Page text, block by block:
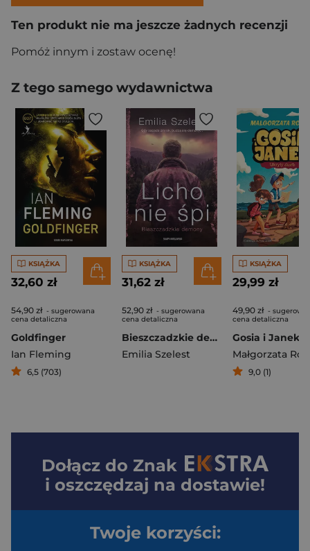
Ten produkt nie ma jeszcze żadnych recenzji
Pomóż innym i zostaw ocenę!
Z tego samego wydawnictwa
KSIĄŻKA
32,60 zł
54,90 zł - sugerowana
cena detaliczna
Goldfinger
Ian Fleming
6,5 (703)
KSIĄŻKA
31,62 zł
52,90 zł - sugerowana
cena detaliczna
Bieszczadzkie demony. Licho nie śpi
Emilia Szelest
KSIĄŻKA
29,99 zł
49,90 zł -
cena detaliczna
Małgorzata
9,0 (1)
Dołącz do Znak
i oszczędzaj na dostawie!
Twoje korzyści: